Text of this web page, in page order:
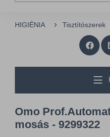
HIGIÉNIA Tisztítószerek
Omo
mosás - 9299322